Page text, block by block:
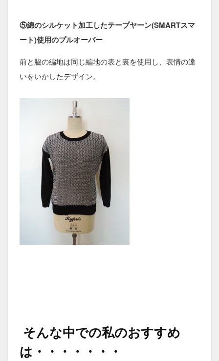
⑤綿のシルケット加工したテープヤーン(SMARTスマ
ート)使用のプルオーバー
前と脇の編地は同じ編地の表と裏を使用し、表情の違
いをいかしたデザイン。
そんな中での私のおすすめ
は・・・・・・・